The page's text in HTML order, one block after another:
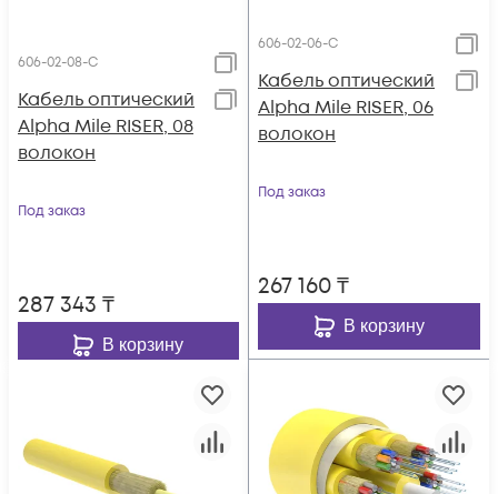
606-02-08-C
Кабель оптический
Alpha Mile RISER, 08
волокон
Под заказ
287 343 ₸
В корзину
606-02-06-C
Кабель оптический
Alpha Mile RISER, 06
волокон
Под заказ
267 160₸
В корзину